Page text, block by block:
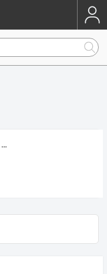
la vie rêvée de Clara et Cie,